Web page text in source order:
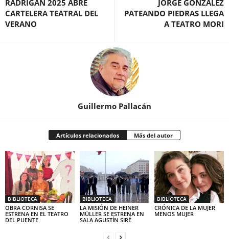
RADRIGÁN 2025 ABRE
CARTELERA TEATRAL DEL
VERANO
JORGE GONZÁLEZ
PATEANDO PIEDRAS LLEGA
A TEATRO MORI
Guillermo Pallacán
Artículos relacionados Más del autor
BIBLIOTECA
OBRA CORNISA SE
ESTRENA EN EL TEATRO
DEL PUENTE
BIBLIOTECA
LA MISIÓN DE HEINER
MÜLLER SE ESTRENA EN
SALA AGUSTÍN SIRÉ
BIBLIOTECA
CRÓNICA DE LA MUJER
MENOS MUJER